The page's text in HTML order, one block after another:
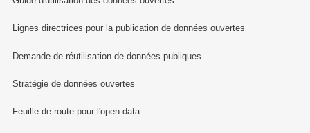
Lignes directrices pour la publication de données ouvertes
Demande de réutilisation de données publiques
Stratégie de données ouvertes
Feuille de route pour l'open data